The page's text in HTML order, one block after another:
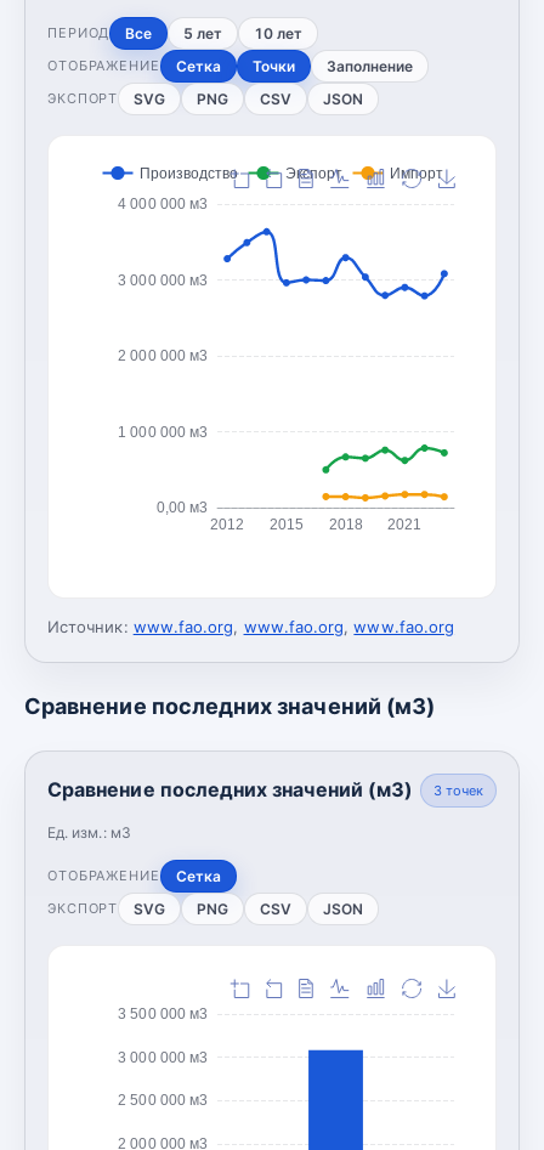
ПЕРИОД Все 5 лет 10 лет
ОТОБРАЖЕНИЕ Сетка Точки Заполнение
ЭКСПОРТ SVG PNG CSV JSON
0,00 м3
1 000 000 м3
2 000 000 м3
3 000 000 м3
4 000 000 м3
2012 2015 2018 2021
Производство Экспорт Импорт
Источник: www.fao.org, www.fao.org,www.fao.org
Сравнение последних значений (м3)
Сравнение последних значений (м3)
Ед. изм.: м3
3точек
ОТОБРАЖЕНИЕ Сетка
ЭКСПОРТ SVG PNG CSV JSON
2 000 000 м3
2 500 000 м3
3 000 000 м3
3 500 000 м3